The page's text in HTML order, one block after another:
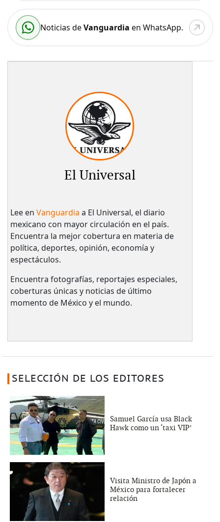
Noticias deVanguardia en WhatsApp.
El Universal
Lee en Vanguardia a El Universal, el diario
mexicano con mayor circulación en el país.​
Encuentra la mejor cobertura en materia de
política, deportes, opinión, economía y
espectáculos.
Encuentra fotografías, reportajes especiales,
coberturas únicas y noticias de último
momento de México y el mundo.
SELECCIÓN DE LOS EDITORES
Samuel García usa Black
Hawk como un ‘taxi VIP’
Visita Ministro de Japón a
México para fortalecer
relación